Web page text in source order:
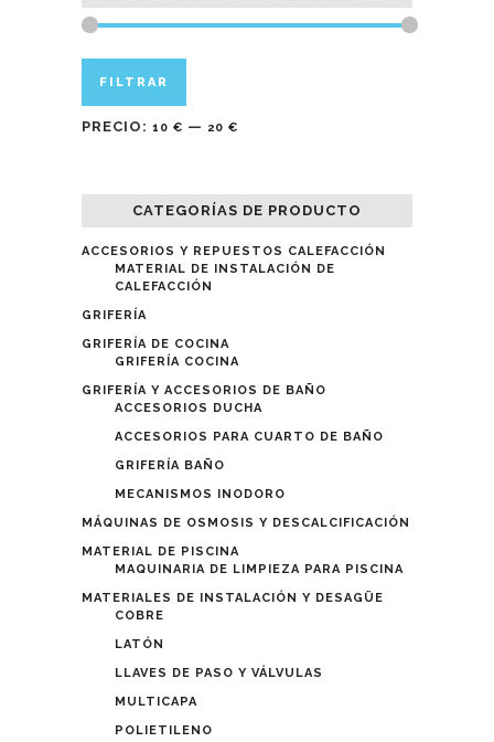
FILTRAR
PRECIO: 10 € — 20 €
CATEGORÍAS DE PRODUCTO
ACCESORIOS Y REPUESTOS CALEFACCIÓN
MATERIAL DE INSTALACIÓN DE
CALEFACCIÓN
GRIFERÍA
GRIFERÍA DE COCINA
GRIFERÍA COCINA
GRIFERÍA Y ACCESORIOS DE BAÑO
ACCESORIOS DUCHA
ACCESORIOS PARA CUARTO DE BAÑO
GRIFERÍA BAÑO
MECANISMOS INODORO
MÁQUINAS DE OSMOSIS Y DESCALCIFICACIÓN
MATERIAL DE PISCINA
MAQUINARIA DE LIMPIEZA PARA PISCINA
MATERIALES DE INSTALACIÓN Y DESAGÜE
COBRE
LATÓN
LLAVES DE PASO Y VÁLVULAS
MULTICAPA
POLIETILENO